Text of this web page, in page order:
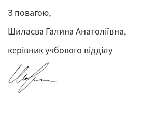
З повагою,
Шилаєва Галина Анатоліївна,
керівник учбового відділу